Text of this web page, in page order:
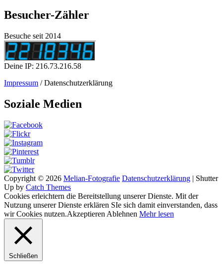
Besucher-Zähler
Besuche seit 2014
Deine IP: 216.73.216.58
Impressum / Datenschutzerklärung
Soziale Medien
Copyright © 2026 Melian-Fotografie Datenschutzerklärung | Shutter
Up by Catch Themes
Cookies erleichtern die Bereitstellung unserer Dienste. Mit der
Nutzung unserer Dienste erklären SIe sich damit einverstanden, dass
wir Cookies nutzen.Akzeptieren Ablehnen Mehr lesen
Schließen